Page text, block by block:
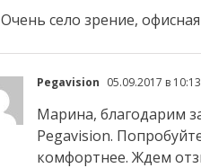
Очень село зрение,
Pegavision 05.09.2017 в 10:13
Марина, благодарим
Pegavision.
комфортнее. Ждем